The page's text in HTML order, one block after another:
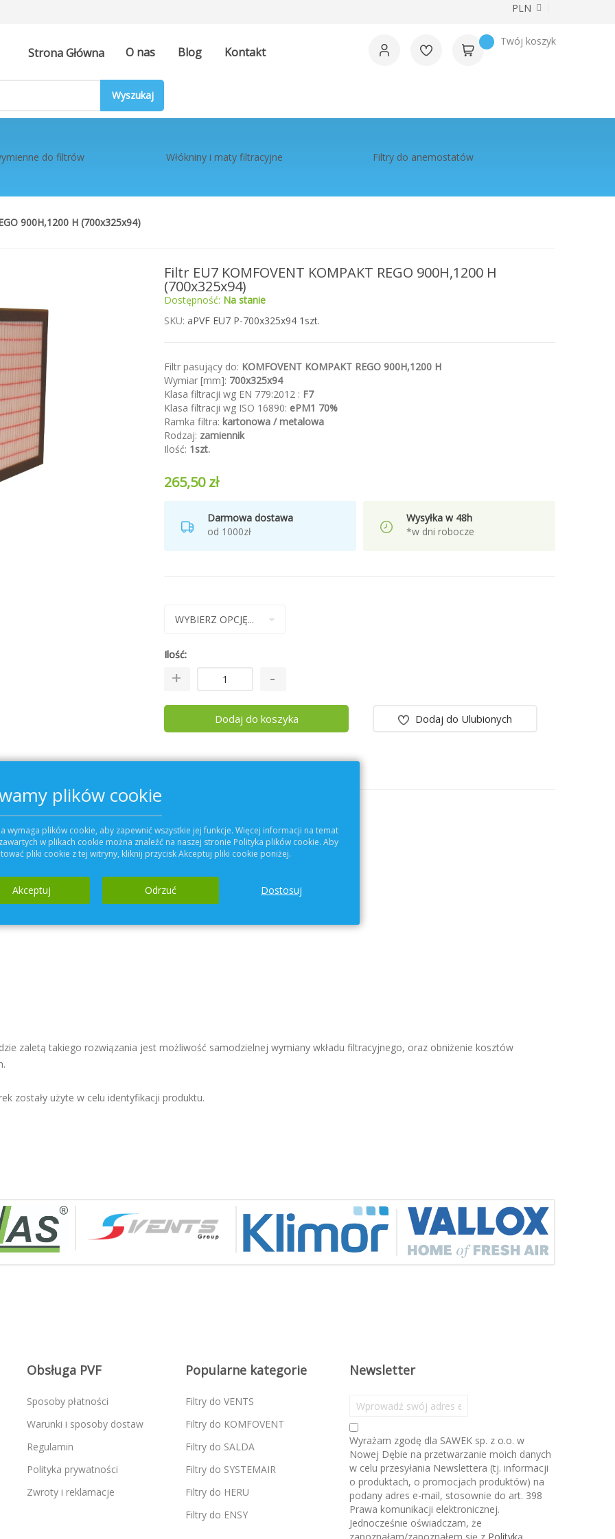
Waluta
PLN
Strona Główna O nas Blog Kontakt
Twój koszyk
do filtrów Włókniny i maty filtracyjne Filtry do anemostatów
900H,1200 H (700x325x94)
Filtr EU7 KOMFOVENT KOMPAKT REGO 900H,1200 H
(700x325x94)
Dostępność: Na stanie
SKU aPVF EU7 P-700x325x94 1szt.
Filtr pasujący do: KOMFOVENT KOMPAKT REGO 900H,1200 H
Wymiar [mm]: 700x325x94
Klasa filtracji wg EN 779:2012 : F7
Klasa filtracji wg ISO 16890: ePM1 70%
Ramka filtra: kartonowa / metalowa
Rodzaj: zamiennik
Ilość: 1szt.
265,50 zł
Darmowa dostawa
od 1000zł
Wysyłka w 48h
*w dni robocze
Ilość
Dodaj do koszyka Dodaj do Ulubionych
zaletą takiego rozwiązania jest możliwość samodzielnej wymiany wkładu filtracyjnego, oraz obniżenie kosztów
zostały użyte w celu identyfikacji produktu.
Obsługa PVF
Sposoby płatności
Warunki i sposoby dostaw
Regulamin
Polityka prywatności
Zwroty i reklamacje
Popularne kategorie
Filtry do VENTS
Filtry do KOMFOVENT
Filtry do SALDA
Filtry do SYSTEMAIR
Filtry do HERU
Filtry do ENSY
Newsletter
b
s
k
r
y
b
u
j
Wyrażam zgodę dla SAWEK sp. z o.o. w
Nowej Dębie na przetwarzanie moich danych
w celu przesyłania Newslettera (tj. informacji
o produktach, o promocjach produktów) na
podany adres e-mail, stosownie do art. 398
Prawa komunikacji elektronicznej.
Jednocześnie oświadczam, że
plików cookie
wymaga plików cookie, aby zapewnić wszystkie jej funkcje. Więcej informacji na temat
w plikach cookie można znaleźć na naszej stronie Polityka plików cookie. Aby
pliki cookie z tej witryny, kliknij przycisk Akceptuj pliki cookie poniżej.
Akceptuj Odrzuć Dostosuj